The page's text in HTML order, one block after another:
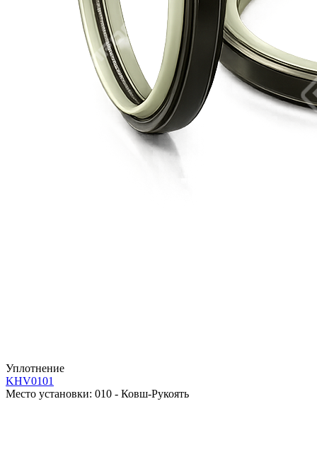
Уплотнение
KHV0101
Место установки: 010 - Ковш-Рукоять